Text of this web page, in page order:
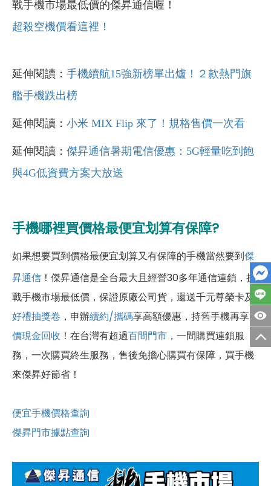
戰手機市場最低價的傑昇通信喔！
超殺空機價看這裡！
延伸閱讀： 手機續航15強新榜單出爐！２款熱門旗
艦手機跌出榜
延伸閱讀： 小米 MIX Flip 來了！規格售價一次看
延伸閱讀： 傑昇通信暑期電信優惠：5G輕量吃到飽
與4G低資費方案大放送
手機哪裡買價格最便宜划算有保障?
如果想要買到價格最便宜划算又有保障的手機當然要到傑
昇通信 ！傑昇通信是全台最大且經營30多年通信連鎖，挑
戰手機市場最低價，保證原廠公司貨，還送千元尊榮卡及
好禮抽獎卷 ，申辦續約/攜碼享高額優惠，持舊手機再享高
價現金回收 ！ 在台灣有超過百間門市 ，一間購買連鎖服
務，一次購買終生服務，售後免擔心購買有保障，買手機
來傑昇好節省！
便宜手機價格查詢
傑昇門市據點查詢